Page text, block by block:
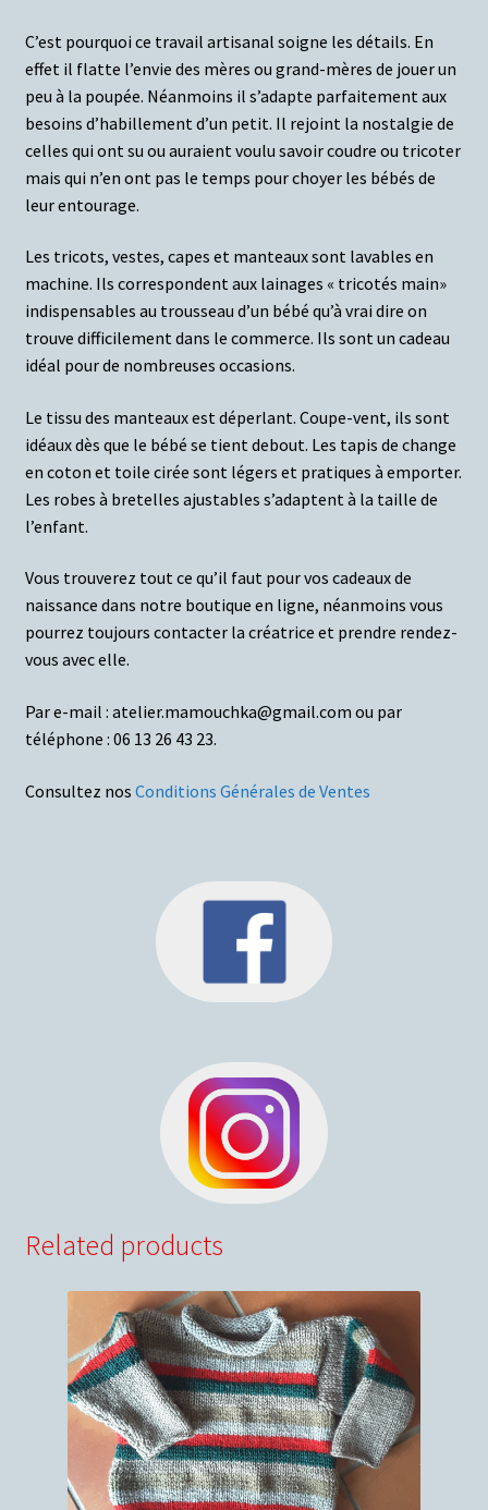
C’est pourquoi ce travail artisanal soigne les détails. En
effet il flatte l’envie des mères ou grand-mères de jouer un
peu à la poupée. Néanmoins il s’adapte parfaitement aux
besoins d’habillement d’un petit. Il rejoint la nostalgie de
celles qui ont su ou auraient voulu savoir coudre ou tricoter
mais qui n’en ont pas le temps pour choyer les bébés de
leur entourage.
Les tricots, vestes, capes et manteaux sont lavables en
machine. Ils correspondent aux lainages « tricotés main»
indispensables au trousseau d’un bébé qu’à vrai dire on
trouve difficilement dans le commerce. Ils sont un cadeau
idéal pour de nombreuses occasions.
Le tissu des manteaux est déperlant. Coupe-vent, ils sont
idéaux dès que le bébé se tient debout. Les tapis de change
en coton et toile cirée sont légers et pratiques à emporter.
Les robes à bretelles ajustables s’adaptent à la taille de
l’enfant.
Vous trouverez tout ce qu’il faut pour vos cadeaux de
naissance dans notre boutique en ligne, néanmoins vous
pourrez toujours contacter la créatrice et prendre rendez-
vous avec elle.
Par e-mail : atelier.mamouchka@gmail.com ou par
téléphone : 06 13 26 43 23.
Consultez nos Conditions Générales de Ventes
Related products